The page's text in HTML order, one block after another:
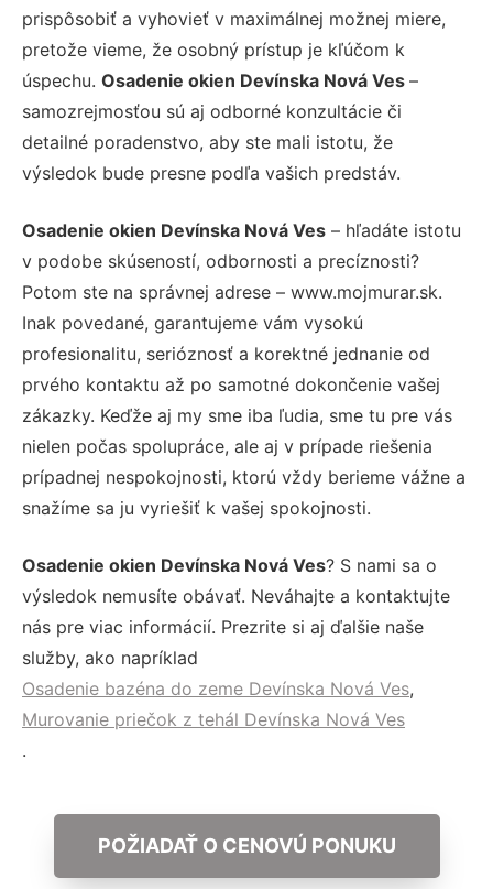
prispôsobiť a vyhovieť v maximálnej možnej miere,
pretože vieme, že osobný prístup je kľúčom k
úspechu. Osadenie okien Devínska Nová Ves –
samozrejmosťou sú aj odborné konzultácie či
detailné poradenstvo, aby ste mali istotu, že
výsledok bude presne podľa vašich predstáv.
Osadenie okien Devínska Nová Ves – hľadáte istotu
v podobe skúseností, odbornosti a precíznosti?
Potom ste na správnej adrese – www.mojmurar.sk.
Inak povedané, garantujeme vám vysokú
profesionalitu, serióznosť a korektné jednanie od
prvého kontaktu až po samotné dokončenie vašej
zákazky. Keďže aj my sme iba ľudia, sme tu pre vás
nielen počas spolupráce, ale aj v prípade riešenia
prípadnej nespokojnosti, ktorú vždy berieme vážne a
snažíme sa ju vyriešiť k vašej spokojnosti.
Osadenie okien Devínska Nová Ves? S nami sa o
výsledok nemusíte obávať. Neváhajte a kontaktujte
nás pre viac informácií. Prezrite si aj ďalšie naše
služby, ako napríklad
Osadenie bazéna do zeme Devínska Nová Ves,
Murovanie priečok z tehál Devínska Nová Ves
.
POŽIADAŤ O CENOVÚ PONUKU